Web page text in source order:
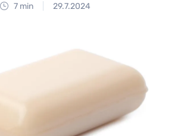
7 min 29.7.2024